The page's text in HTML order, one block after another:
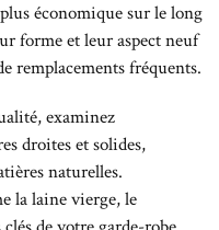
plus économique sur le long
forme et leur aspect neuf
remplacements fréquents.
examinez
droites et solides,
naturelles.
la laine vierge, le